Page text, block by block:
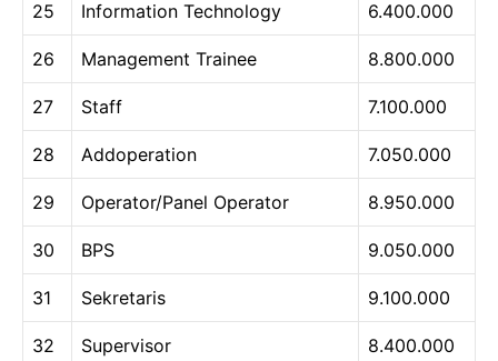
25 Information Technology 6.400.000
26 Management Trainee 8.800.000
27 Staff 7.100.000
28 Addoperation 7.050.000
29 Operator/Panel Operator 8.950.000
30 BPS 9.050.000
31 Sekretaris 9.100.000
32 Supervisor 8.400.000